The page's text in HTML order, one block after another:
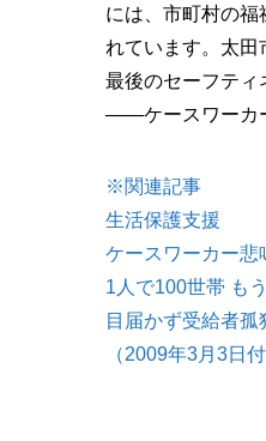
には、市町村の福
れています。太田
最後のセーフティ
――ケースワーカ
※関連記事
生活保護支援
ケースワーカー悲
1人で100世帯 も
目届かず受給者孤
（2009年3月3日